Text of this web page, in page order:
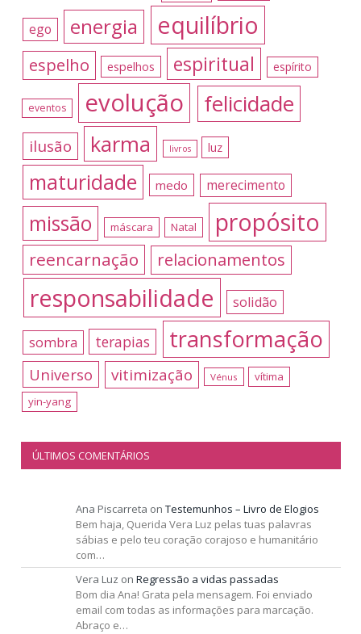
ego energia equilíbrio
espelho espelhos espiritual espírito
eventos evolução felicidade
ilusão karma livros luz
maturidade medo merecimento
missão máscara Natal propósito
reencarnação relacionamentos
responsabilidade solidão
sombra terapias transformação
Universo vitimização Vénus
vítima
yin-yang
ÚLTIMOS COMENTÁRIOS
Ana Piscarreta on Testemunhos – Livro de Elogios
Bem haja, Querida Vera Luz pelas tuas palavras
sábias e pelo teu coração corajoso e humanitário
com…
Vera Luz on Regressão a vidas passadas
Bom dia Ana! Grata pela mensagem. Foi enviado
email com todas as informações para marcação.
Abraço e…